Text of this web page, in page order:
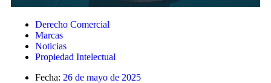
Derecho Comercial
Marcas
Noticias
Propiedad Intelectual
Fecha: 26 de mayo de 2025